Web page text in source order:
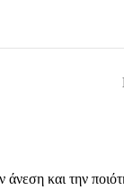
άνεση και την